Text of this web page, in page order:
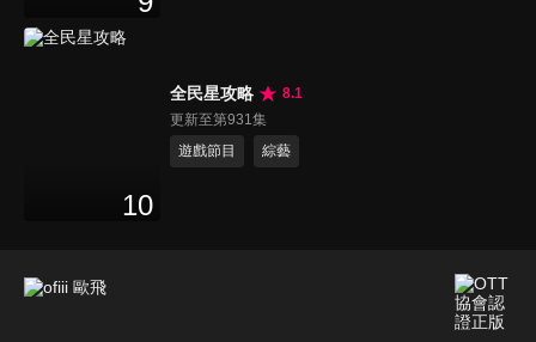
10
全民星攻略
8.1
更新至第931集
遊戲節目
綜藝